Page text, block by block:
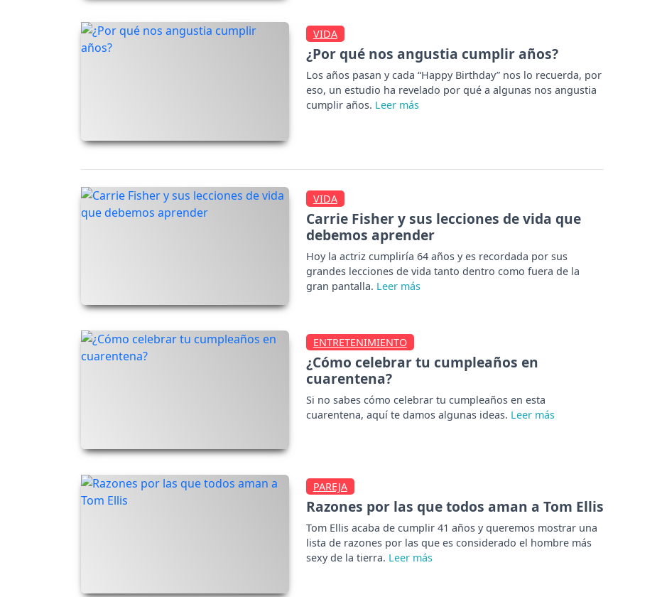
VIDA
¿Por qué nos angustia cumplir años?
Los años pasan y cada “Happy Birthday” nos lo recuerda, por
eso, un estudio ha revelado por qué a algunas nos angustia
cumplir años.
VIDA
Carrie Fisher y sus lecciones de vida que
debemos aprender
Hoy la actriz cumpliría 64 años y es recordada por sus
grandes lecciones de vida tanto dentro como fuera de la
gran pantalla.
ENTRETENIMIENTO
¿Cómo celebrar tu cumpleaños en
cuarentena?
Si no sabes cómo celebrar tu cumpleaños en esta
cuarentena, aquí te damos algunas ideas.
PAREJA
Razones por las que todos aman a Tom Ellis
Tom Ellis acaba de cumplir 41 años y queremos mostrar una
lista de razones por las que es considerado el hombre más
sexy de la tierra.